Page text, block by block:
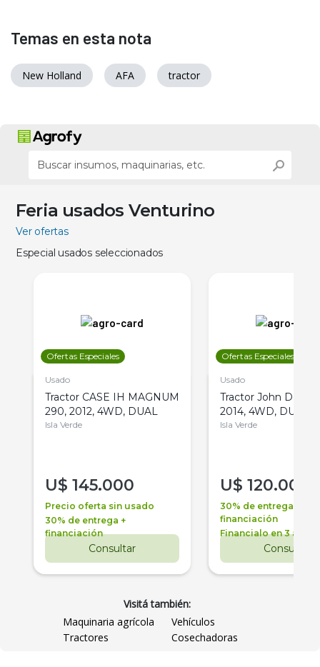
Temas en esta nota
New Holland AFA tractor
Feria usados Venturino
Ver ofertas
Especial usados seleccionados
Ofertas Especiales
Usado
Tractor CASE IH MAGNUM
290, 2012, 4WD, DUAL
Isla Verde
U$ 145.000
Precio oferta sin usado
30% de entrega +
financiación
Consultar
Ofertas Especiales
Usado
Tractor John Deere
2014, 4WD, DUAL
Isla Verde
U$ 120.000
30% de entrega +
financiación
Financialo en 3 años
Consultar
Visitá también:
Maquinaria agrícola
Vehículos
Tractores
Cosechadoras